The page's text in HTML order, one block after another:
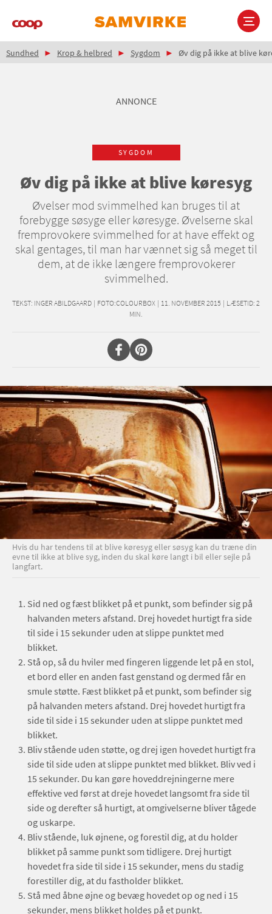
Main
Brødkrumme
Sundhed Krop & helbred Sygdom Øv dig på ikke at blive
ANNONCE
SYGDOM
Øv dig på ikke at blive køresyg
Øvelser mod svimmelhed kan bruges til at
forebygge søsyge eller køresyge. Øvelserne skal
fremprovokere svimmelhed for at have effekt og
skal gentages, til man har vænnet sig så meget til
dem, at de ikke længere fremprovokerer
svimmelhed.
TEKST: INGER ABILDGAARD | FOTO:COLOURBOX | 11. NOVEMBER 2015 | LÆSETID: 2
MIN.
Hvis du har tendens til at blive køresyg eller søsyg kan du træne din
evne til ikke at blive syg, inden du skal køre langt i bil eller sejle på
langfart.
Sid ned og fæst blikket på et punkt, som befinder sig på
halvanden meters afstand. Drej hovedet hurtigt fra side
til side i 15 sekunder uden at slippe punktet med
blikket.
Stå op, så du hviler med fingeren liggende let på en stol,
et bord eller en anden fast genstand og dermed får en
smule støtte. Fæst blikket på et punkt, som befinder sig
på halvanden meters afstand. Drej hovedet hurtigt fra
side til side i 15 sekunder uden at slippe punktet med
blikket.
Bliv stående uden støtte, og drej igen hovedet hurtigt fra
side til side uden at slippe punktet med blikket. Bliv ved i
15 sekunder. Du kan gøre hoveddrejningerne mere
effektive ved først at dreje hovedet langsomt fra side til
side og derefter så hurtigt, at omgivelserne bliver tågede
og uskarpe.
Bliv stående, luk øjnene, og forestil dig, at du holder
blikket på samme punkt som tidligere. Drej hurtigt
hovedet fra side til side i 15 sekunder, mens du stadig
forestiller dig, at du fastholder blikket.
Stå med åbne øjne og bevæg hovedet op og ned i 15
sekunder, mens blikket holdes på et punkt.